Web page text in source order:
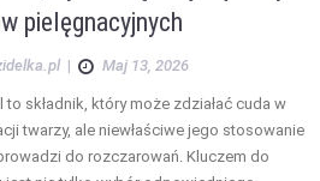
pielęgnacyjnych
| Maj 13, 2026
to składnik, który może zdziałać cuda w
twarzy, ale niewłaściwe jego stosowanie
do rozczarowań. Kluczem do